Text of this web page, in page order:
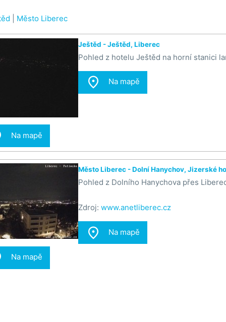
Město Liberec
Na mapě
Ještěd - Ještěd, Liberec
Pohled z hotelu Ještěd na horní stanici
 Na mapě
Na mapě
Město Liberec - Dolní Hanychov, Jizerské
Pohled z Dolního Hanychova přes
Zdroj: www.anetliberec.cz
 Na mapě